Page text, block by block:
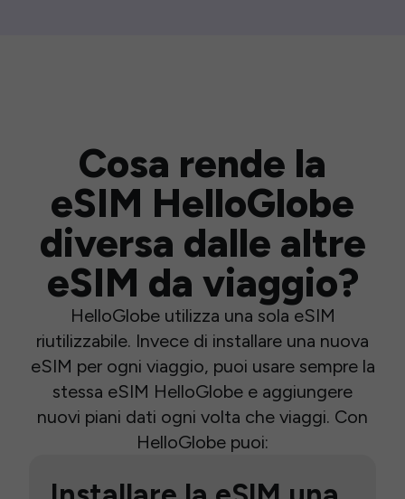
Cosa rende la
eSIM HelloGlobe
diversa dalle altre
eSIM da viaggio?
HelloGlobe utilizza una sola eSIM
riutilizzabile. Invece di installare una nuova
eSIM per ogni viaggio, puoi usare sempre la
stessa eSIM HelloGlobe e aggiungere
nuovi piani dati ogni volta che viaggi. Con
HelloGlobe puoi: